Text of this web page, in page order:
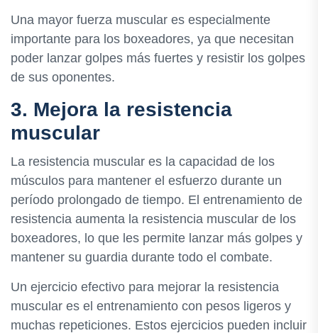
Una mayor fuerza muscular es especialmente
importante para los boxeadores, ya que necesitan
poder lanzar golpes más fuertes y resistir los golpes
de sus oponentes.
3. Mejora la resistencia
muscular
La resistencia muscular es la capacidad de los
músculos para mantener el esfuerzo durante un
período prolongado de tiempo. El entrenamiento de
resistencia aumenta la resistencia muscular de los
boxeadores, lo que les permite lanzar más golpes y
mantener su guardia durante todo el combate.
Un ejercicio efectivo para mejorar la resistencia
muscular es el entrenamiento con pesos ligeros y
muchas repeticiones. Estos ejercicios pueden incluir